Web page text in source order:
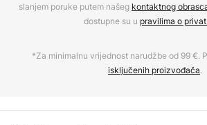
slanjem poruke putem našeg kontaktnog
dostupne su u pravilima o
*Za minimalnu vrijednost narudžbe od 99 €.
isključenih proizvođača.